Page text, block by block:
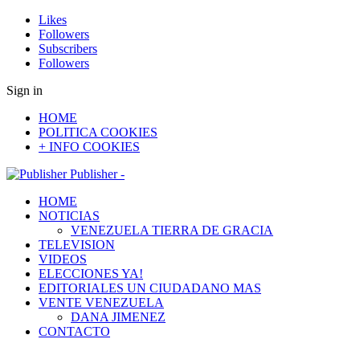
Likes
Followers
Subscribers
Followers
Sign in
HOME
POLITICA COOKIES
+ INFO COOKIES
Publisher -
HOME
NOTICIAS
VENEZUELA TIERRA DE GRACIA
TELEVISION
VIDEOS
ELECCIONES YA!
EDITORIALES UN CIUDADANO MAS
VENTE VENEZUELA
DANA JIMENEZ
CONTACTO